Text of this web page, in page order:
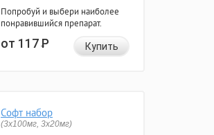
Попробуй и выбери наиболее
понравившийся препарат.
от 117Р Купить
Софт набор
(3x100мг, 3x20мг)